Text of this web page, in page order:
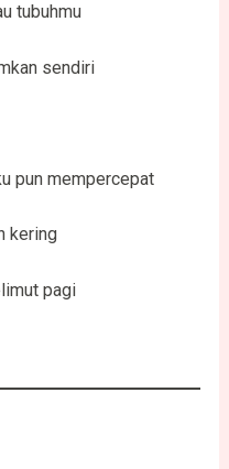
tubuhmu
sendiri
pun mempercepat
kering
pagi